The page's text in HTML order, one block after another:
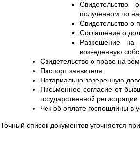
Свидетельство
полученном по
Свидетельство о
Соглашение о
Разрешение на
возведенную
Свидетельство о праве на
Паспорт заявителя.
Нотариально заверенную
Письменное согласие от
государственной
Чек об оплате госпошлины в
Точный список документов уточняется